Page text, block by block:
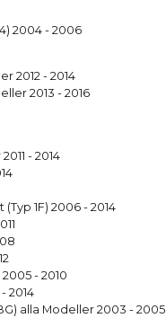
2004 - 2006
2012 - 2014
2013 - 2016
- 2014
1F) 2006 - 2014
2005 - 2010
2014
alla Modeller 2003 - 2005